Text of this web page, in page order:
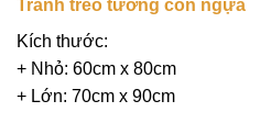
Tranh treo tường con ngựa
Kích thước:
+ Nhỏ: 60cm x 80cm
+ Lớn: 70cm x 90cm